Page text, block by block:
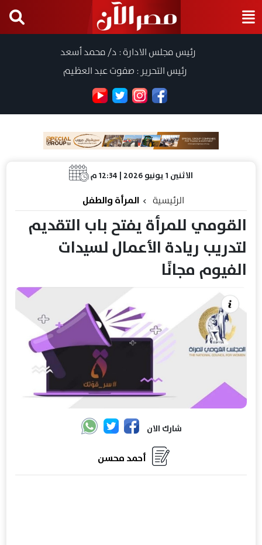
رئيس مجلس الادارة : د/ محمد أسعد
رئيس التحرير : صفوت عبد العظيم
الاثنين 1 يونيو 2026 | 12:34 م
الرئيسية المرأة والطفل
القومي للمرأة يفتح باب التقديم
لتدريب ريادة الأعمال لسيدات
الفيوم مجانًا
شارك الان
أحمد محسن